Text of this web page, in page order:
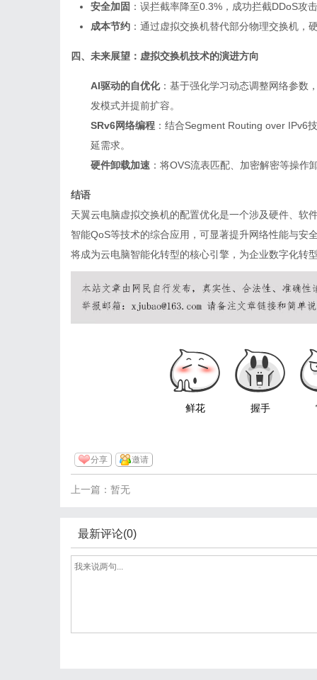
安全加固 ：误拦截率降至0.3%，成功拦截DDoS攻
成本节约 ：通过虚拟交换机替代部分物理交换机，
四、未来展望：虚拟交换机技术的演进方向
AI驱动的自优化：基于强化学习动态调整网络参数
发模式并提前扩容。
SRv6网络编程 ：结合Segment Routing over IPv6
延需求。
硬件卸载加速 ：将OVS流表匹配、加密解密等操
结语
天翼云电脑虚拟交换机的配置优化是一个涉及硬件、软
智能QoS等技术的综合应用，可显著提升网络性能与安
将成为云电脑智能化转型的核心引擎，为企业数字化转
鲜花 握手
分享 邀请
上一篇：暂无
最新评论(0)